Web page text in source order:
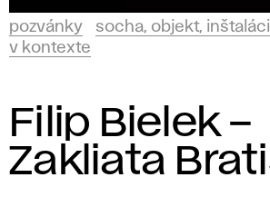
pozvánky socha, objekt,
v kontexte
Filip Bielek –
Zakliata